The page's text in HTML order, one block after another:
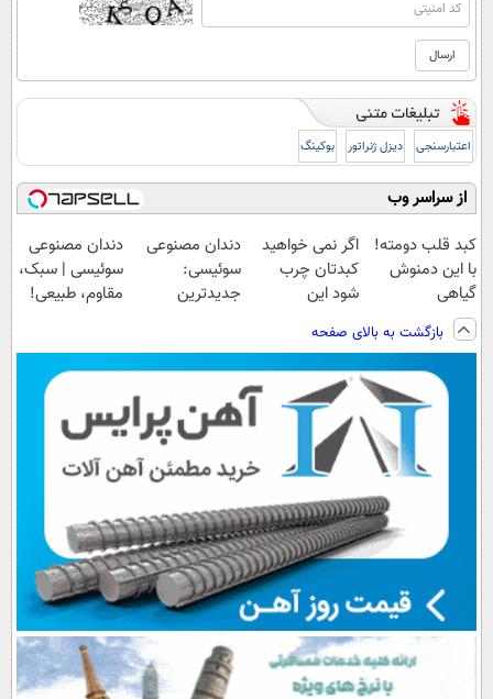
اعتبارسنجی دیزل ژنراتور بوکینگ
از سراسر وب
کبد قلب دومته!
با این دمنوش
گیاهی
پاکسازیش
کن55%تخفیف
اگر نمی خواهید
کبدتان چرب
شود این
طعم را بنوشید
دندان مصنوعی
سوئیسی:
جدیدترین
پرداخت قسطی
دندان مصنوعی
سوئیسی | سبک،
مقاوم، طبیعی!
اقساطی😍
بازگشت به بالای صفحه